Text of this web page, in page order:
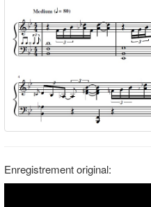
Enregistrement original: